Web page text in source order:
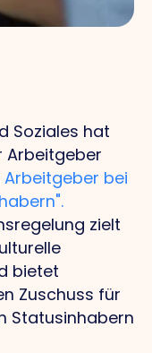
Soziales hat
Arbeitgeber
bei
zielt
bietet
Zuschuss für
Statusinhabern